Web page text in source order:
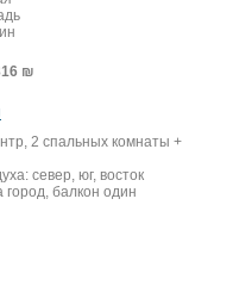
₪
2 спальных комнаты +
север, юг, восток
город, балкон один